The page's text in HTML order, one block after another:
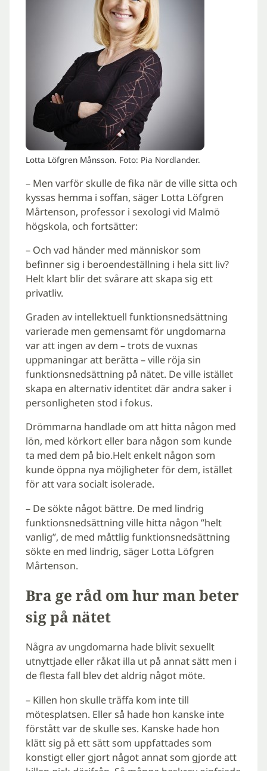
Lotta Löfgren Månsson. Foto: Pia Nordlander.
– Men varför skulle de fika när de ville sitta och
kyssas hemma i soffan, säger Lotta Löfgren
Mårtenson, professor i sexologi vid Malmö
högskola, och fortsätter:
– Och vad händer med människor som
befinner sig i beroendeställning i hela sitt liv?
Helt klart blir det svårare att skapa sig ett
privatliv.
Graden av intellektuell funktionsnedsättning
varierade men gemensamt för ungdomarna
var att ingen av dem – trots de vuxnas
uppmaningar att berätta – ville röja sin
funktionsnedsättning på nätet. De ville istället
skapa en alternativ identitet där andra saker i
personligheten stod i fokus.
Drömmarna handlade om att hitta någon med
lön, med körkort eller bara någon som kunde
ta med dem på bio.Helt enkelt någon som
kunde öppna nya möjligheter för dem, istället
för att vara socialt isolerade.
– De sökte något bättre. De med lindrig
funktionsnedsättning ville hitta någon ”helt
vanlig”, de med måttlig funktionsnedsättning
sökte en med lindrig, säger Lotta Löfgren
Mårtenson.
Bra ge råd om hur man beter
sig på nätet
Några av ungdomarna hade blivit sexuellt
utnyttjade eller råkat illa ut på annat sätt men i
de flesta fall blev det aldrig något möte.
– Killen hon skulle träffa kom inte till
mötesplatsen. Eller så hade hon kanske inte
förstått var de skulle ses. Kanske hade hon
klätt sig på ett sätt som uppfattades som
konstigt eller gjort något annat som gjorde att